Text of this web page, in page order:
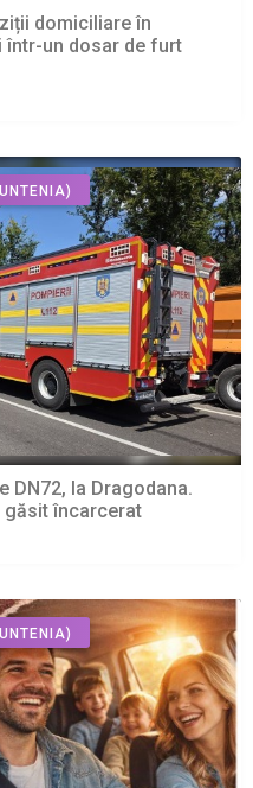
domiciliare în
într-un dosar de furt
DN72, la Dragodana.
găsit încarcerat